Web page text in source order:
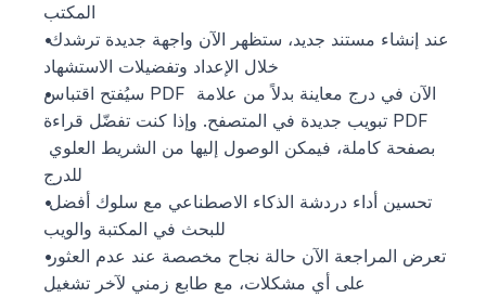
المكتب
عند إنشاء مستند جديد، ستظهر الآن واجهة جديدة ترشدك
خلال الإعداد وتفضيلات الاستشهاد
سيُفتح اقتباس PDF الآن في درج معاينة بدلاً من علامة
تبويب جديدة في المتصفح. وإذا كنت تفضّل قراءة PDF
للدرج
تحسين أداء دردشة الذكاء الاصطناعي مع سلوك أفضل
للبحث في المكتبة والويب
تعرض المراجعة الآن حالة نجاح مخصصة عند عدم العثور
على أي مشكلات، مع طابع زمني لآخر تشغيل